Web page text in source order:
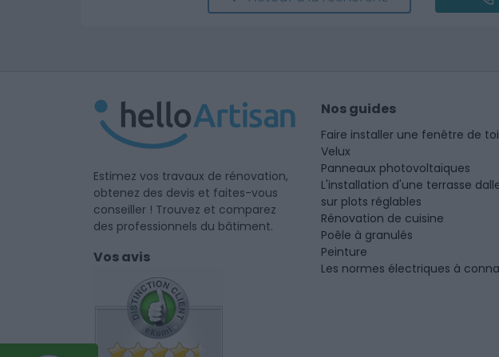
Estimez vos travaux de rénovation,
obtenez des devis et faites-vous
conseiller ! Trouvez et comparez
des professionnels du bâtiment.
Vos avis
Nos guides
Faire installer une fenêtre de
Velux
Panneaux photovoltaïques
L'installation d'une terrasse
sur plots réglables
Rénovation de cuisine
Poêle à granulés
Peinture
Les normes électriques à